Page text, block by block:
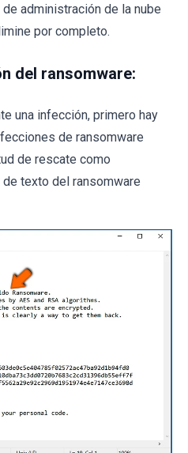
administración de la nube
por completo.
del ransomware:
una infección, primero hay
de ransomware
de rescate como
texto del ransomware